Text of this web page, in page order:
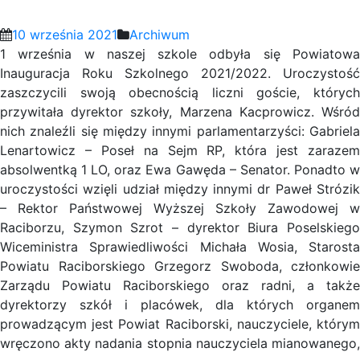
10 września 2021
Archiwum
1 września w naszej szkole odbyła się Powiatowa
Inauguracja Roku Szkolnego 2021/2022. Uroczystość
zaszczycili swoją obecnością liczni goście, których
przywitała dyrektor szkoły, Marzena Kacprowicz. Wśród
nich znaleźli się między innymi parlamentarzyści: Gabriela
Lenartowicz – Poseł na Sejm RP, która jest zarazem
absolwentką 1 LO, oraz Ewa Gawęda – Senator. Ponadto w
uroczystości wzięli udział między innymi dr Paweł Strózik
– Rektor Państwowej Wyższej Szkoły Zawodowej w
Raciborzu, Szymon Szrot – dyrektor Biura Poselskiego
Wiceministra Sprawiedliwości Michała Wosia, Starosta
Powiatu Raciborskiego Grzegorz Swoboda, członkowie
Zarządu Powiatu Raciborskiego oraz radni, a także
dyrektorzy szkół i placówek, dla których organem
prowadzącym jest Powiat Raciborski, nauczyciele, którym
wręczono akty nadania stopnia nauczyciela mianowanego,